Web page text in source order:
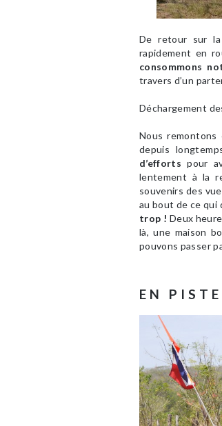
De retour sur
rapidement en
consommons
travers d’un
Déchargement
Nous remontons
depuis
d’efforts pour
lentement à la
souvenirs des
au bout de ce qui
trop ! Deux
là, une maison
pouvons passer
EN